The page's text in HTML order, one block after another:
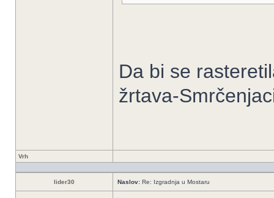
Da bi se
žrtava-
Vrh
lider30 Naslov: Re: Izgradnja u Mostaru